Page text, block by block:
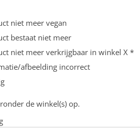
niet meer vegan
bestaat niet meer
niet meer verkrijgbaar in winkel X *
afbeelding incorrect
de winkel(s) op.